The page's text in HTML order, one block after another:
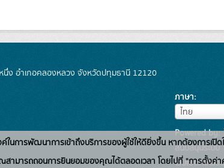
ง อำเภอคลองหลวง จังหวัดปทุมธานี 12120
ภาษา
ไทย
ภาษา
Powered by:
สนับสนุนระบบ
เว็บไซต์ที่เกี่ยว
ค์ในการพัฒนาการเข้าถึงบริการของผู้ใช้ให้ดียิ่งขึ้น หากต้องการเ
สามารถถอนการยินยอมของคุณได้ตลอดเวลา โดยไปที่ "การตั้งค่